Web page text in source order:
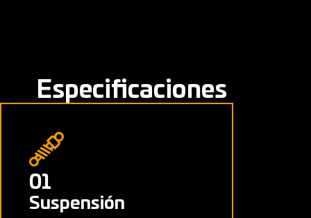
Especificaciones
01
Suspensión